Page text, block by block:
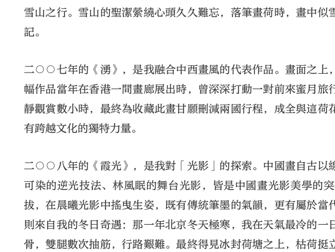
雪山之行。雪山的聖潔縈繞心頭久久難忘，落筆畫荷時，畫中
記。
二○○七年的《湧》，是我融合中西畫風的代表作品。畫面之上
幅作品當年在香港一間畫廊展出時，曾深深打動一對前來蜜月
靜觀賞數小時，最終為收藏此畫甘願刪減兩國行程，成全與這
有跨越文化的獨特力量。
二○○八年的《霞光》，是我對「光影」的探索。中國畫自古以
可染的逆光技法、林風眠的舞台光影，皆是中國畫光影美學的
拔，在晨曦光影中搖曳生姿，既有傳統筆墨的氣韻，更有屬於當
則來自我的冬日奇遇：那一年北京冬天極寒，我在天氣最冷的
骨，雙腿數次抽筋，行路艱難。最終得見冰封荷塘之上，枯荷